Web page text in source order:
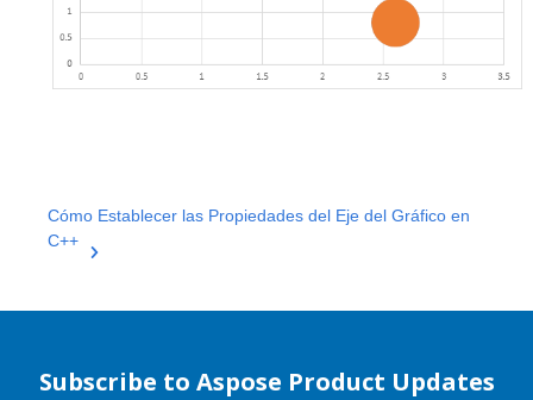
Cómo Establecer las Propiedades del Eje del Gráfico en
C++
Subscribe to Aspose Product Updates